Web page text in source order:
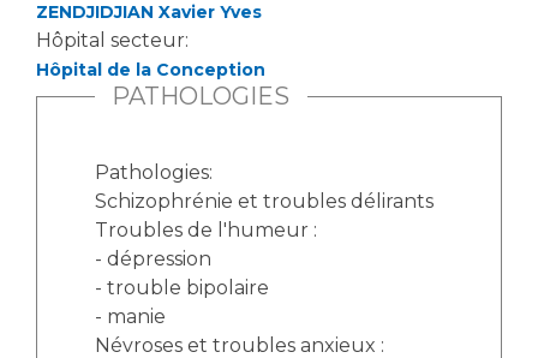
Les recherches en santé à l’AP-HM
ZENDJIDJIAN Xavier Yves
Hôpital secteur:
Hôpital de la Conception
PATHOLOGIES
Pathologies:
Schizophrénie et troubles délirants
Troubles de l'humeur :
- dépression
- trouble bipolaire
- manie
Névroses et troubles anxieux :